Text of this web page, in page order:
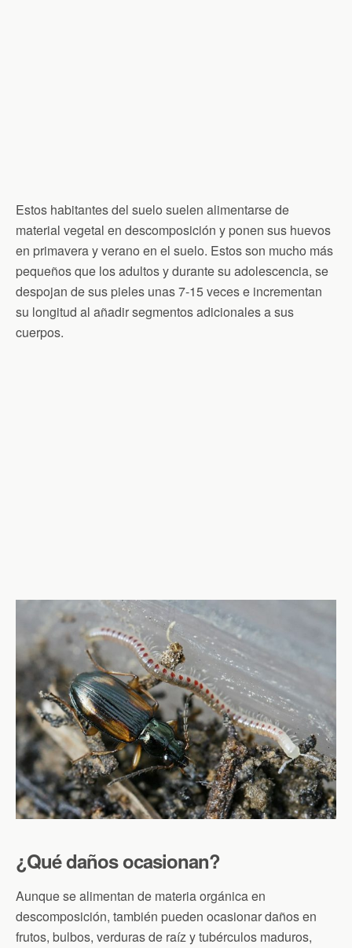
Estos habitantes del suelo suelen alimentarse de
material vegetal en descomposición y ponen sus huevos
en primavera y verano en el suelo. Estos son mucho más
pequeños que los adultos y durante su adolescencia, se
despojan de sus pieles unas 7-15 veces e incrementan
su longitud al añadir segmentos adicionales a sus
cuerpos.
¿Qué daños ocasionan?
Aunque se alimentan de materia orgánica en
descomposición, también pueden ocasionar daños en
frutos, bulbos, verduras de raíz y tubérculos maduros,